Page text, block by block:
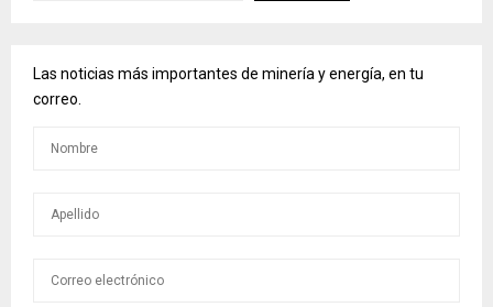
Las noticias más importantes de minería y energía, en tu
correo.